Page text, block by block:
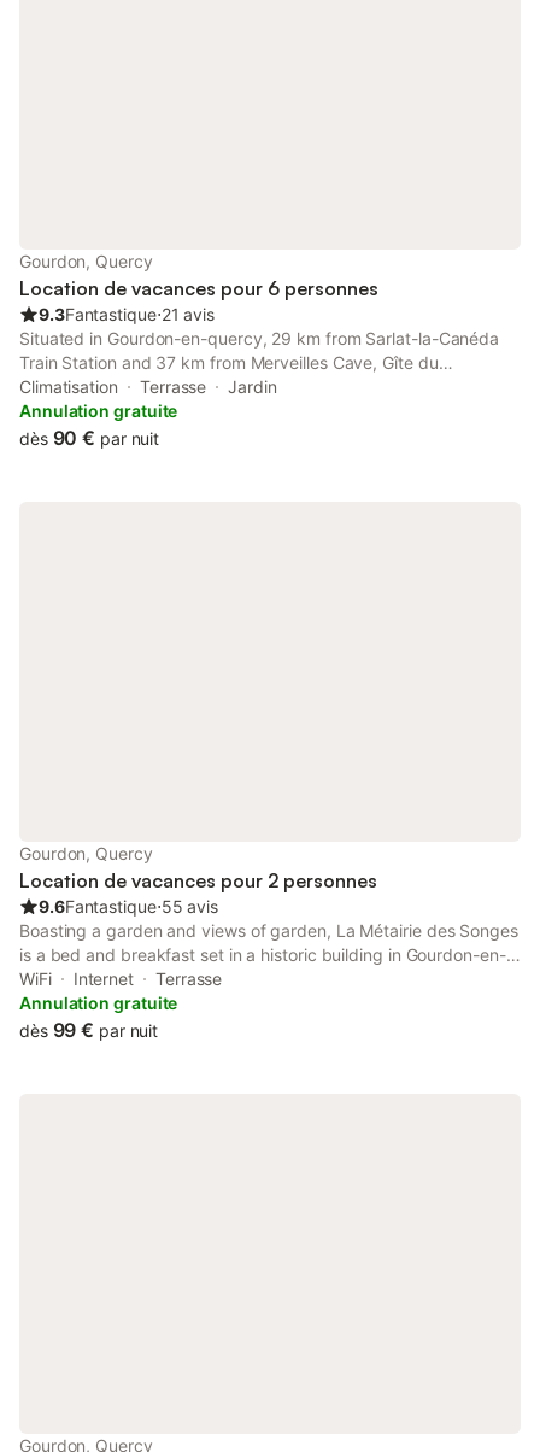
Gourdon, Quercy
Location de vacances pour 6 personnes
9.3Fantastique⋅21 avis
Situated in Gourdon-en-quercy, 29 km from Sarlat-la-Canéda
Train Station and 37 km from Merveilles Cave, Gîte du
Brugayrou offers a garden and air conditioning. This property
offers access to a balcony and free private parking.
Climatisation Terrasse
Jardin
Annulation gratuite
dès 90 € par nuit
Gourdon, Quercy
Location de vacances pour 2 personnes
9.6Fantastique⋅55 avis
Boasting a garden and views of garden, La Métairie des Songes
is a bed and breakfast set in a historic building in Gourdon-en-
quercy, 26 km from Sarlat-la-Canéda Train Station. This
property offers access to a terrace and free private parking.
WiFi Internet
Terrasse
Annulation gratuite
dès 99 € par nuit
Gourdon, Quercy